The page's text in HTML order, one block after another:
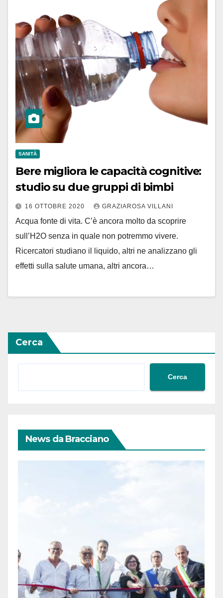
SANITÀ
Bere migliora le capacità cognitive:
studio su due gruppi di bimbi
16 OTTOBRE 2020 GRAZIAROSA VILLANI
Acqua fonte di vita. C’è ancora molto da scoprire
sull’H2O senza in quale non potremmo vivere.
Ricercatori studiano il liquido, altri ne analizzano gli
effetti sulla salute umana, altri ancora…
Cerca
Cerca
News da Bracciano